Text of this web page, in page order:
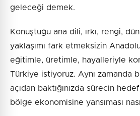
geleceği demek.
Konuştuğu ana dili, ırkı, rengi,
yaklaşımı fark etmeksizin
eğitimle, üretimle, hayalleriyle
Türkiye istiyoruz. Aynı zamanda
açıdan baktığınızda sürecin
bölge ekonomisine yansıması